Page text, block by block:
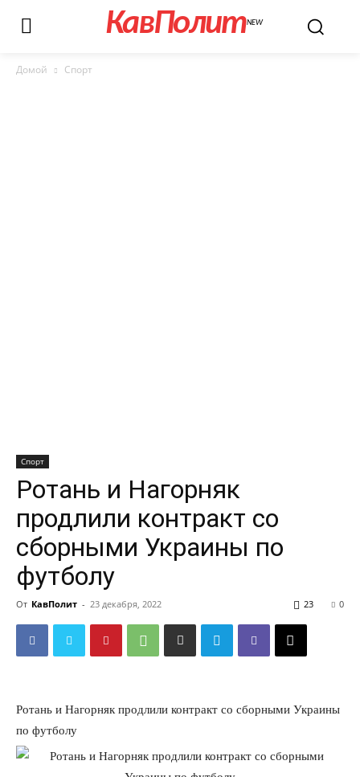
КавПолитNEW
Домой Спорт
Спорт
Ротань и Нагорняк
продлили контракт со
сборными Украины по
футболу
От КавПолит - 23 декабря, 2022 0
23
Ротань и Нагорняк продлили контракт со сборными Украины
по футболу